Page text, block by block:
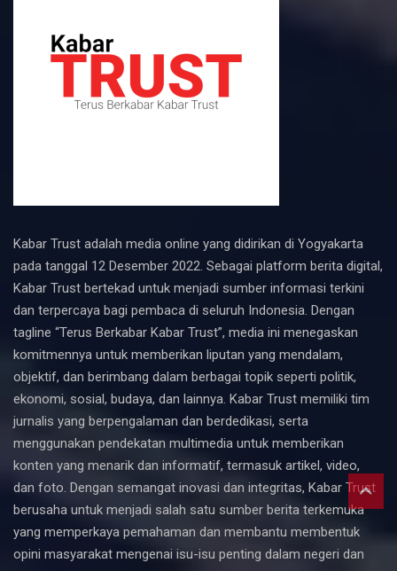
Kabar Trust adalah media online yang didirikan di Yogyakarta
pada tanggal 12 Desember 2022. Sebagai platform berita digital,
Kabar Trust bertekad untuk menjadi sumber informasi terkini
dan terpercaya bagi pembaca di seluruh Indonesia. Dengan
tagline “Terus Berkabar Kabar Trust”, media ini menegaskan
komitmennya untuk memberikan liputan yang mendalam,
objektif, dan berimbang dalam berbagai topik seperti politik,
ekonomi, sosial, budaya, dan lainnya. Kabar Trust memiliki tim
jurnalis yang berpengalaman dan berdedikasi, serta
menggunakan pendekatan multimedia untuk memberikan
konten yang menarik dan informatif, termasuk artikel, video,
dan foto. Dengan semangat inovasi dan integritas, Kabar Trust
berusaha untuk menjadi salah satu sumber berita terkemuka
yang memperkaya pemahaman dan membantu membentuk
opini masyarakat mengenai isu-isu penting dalam negeri dan